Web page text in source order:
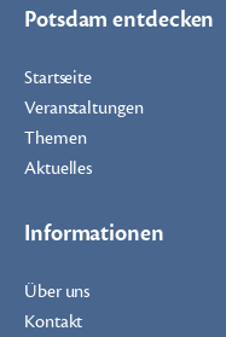
Potsdam entdecken
Startseite
Veranstaltungen
Themen
Aktuelles
Informationen
Über uns
Kontakt